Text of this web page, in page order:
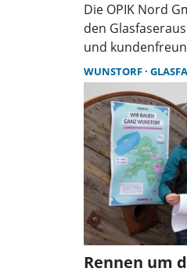
Die OPIK Nord
den
und
rechtssicheren
bis hin zu
während der
WUNSTORF
Rennen um